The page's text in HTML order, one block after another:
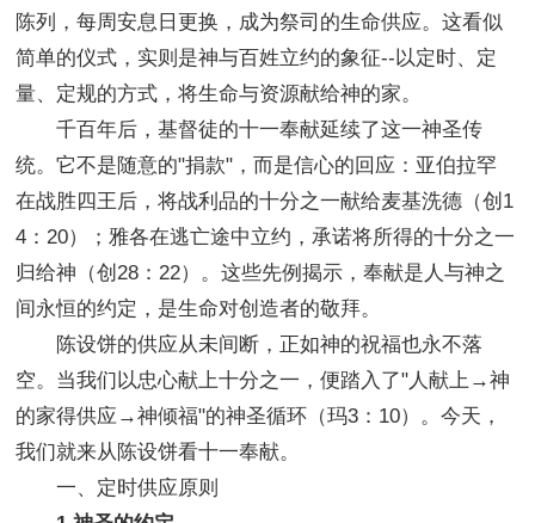
陈列，每周安息日更换，成为祭司的生命供应。这看似
简单的仪式，实则是神与百姓立约的象征--以定时、定
量、定规的方式，将生命与资源献给神的家。
千百年后，基督徒的十一奉献延续了这一神圣传
统。它不是随意的"捐款"，而是信心的回应：亚伯拉罕
在战胜四王后，将战利品的十分之一献给麦基洗德（创1
4：20）；雅各在逃亡途中立约，承诺将所得的十分之一
归给神（创28：22）。这些先例揭示，奉献是人与神之
间永恒的约定，是生命对创造者的敬拜。
陈设饼的供应从未间断，正如神的祝福也永不落
空。当我们以忠心献上十分之一，便踏入了"人献上→神
的家得供应→神倾福"的神圣循环（玛3：10）。今天，
我们就来从陈设饼看十一奉献。
一、定时供应原则